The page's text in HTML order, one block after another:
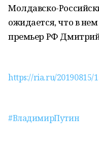
Молдавско-
ожидается, что в
премьер РФ
https://ria.ru/20190815/
#ВладимирПутин